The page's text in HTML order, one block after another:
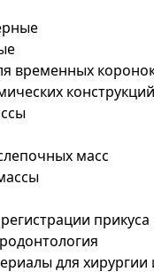
временных
конструкций
масс
прикуса
для хирургии